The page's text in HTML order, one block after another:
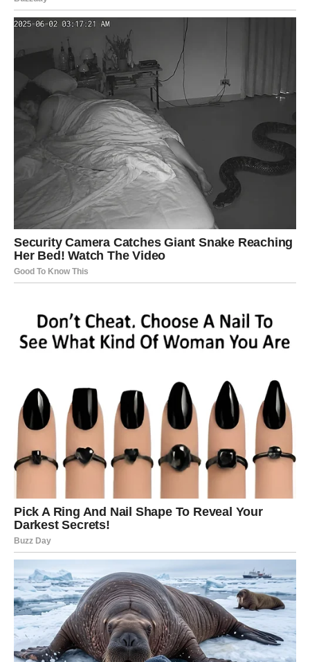
oseća da nije sam i da se dobrota isplati.
Poruka za Raka:
Srce se smiruje jer dolaze vesti koje ste dugo čekali. Ovo
je početak emotivno lepšeg perioda.